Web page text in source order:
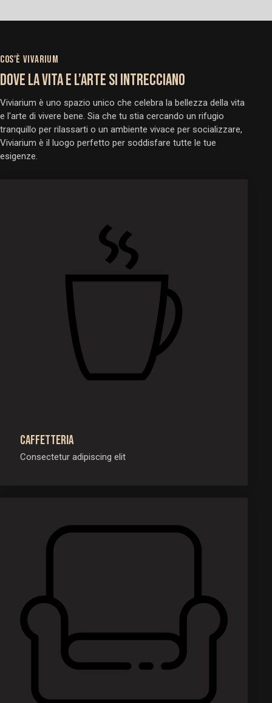
COS'È VIVARIUM
DOVE LA VITA E L’ARTE SI INTRECCIANO
Viviarium è uno spazio unico che celebra la bellezza della vita
e l'arte di vivere bene. Sia che tu stia cercando un rifugio
tranquillo per rilassarti o un ambiente vivace per socializzare,
Viviarium è il luogo perfetto per soddisfare tutte le tue
esigenze.
Caffetteria
Consectetur adipiscing elit